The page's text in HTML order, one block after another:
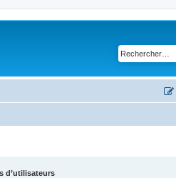
d’utilisateurs